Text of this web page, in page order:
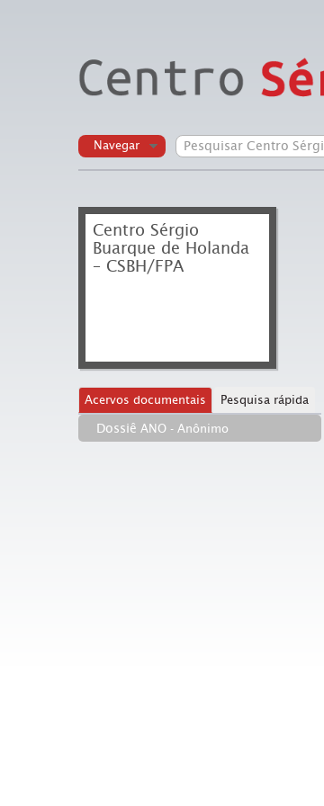
Navegar
Centro Sérgio
Buarque de Holanda
– CSBH/FPA
Acervos documentais Pesquisa rápida
Dossiê ANO - Anônimo